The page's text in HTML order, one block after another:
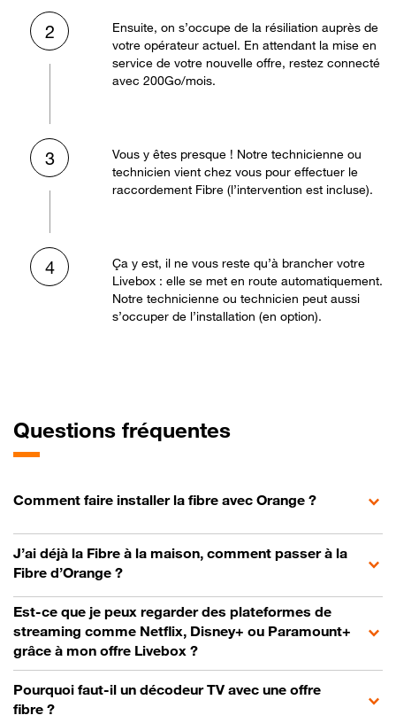
2
Ensuite, on s’occupe de la résiliation auprès de
votre opérateur actuel. En attendant la mise en
service de votre nouvelle offre, restez connecté
avec 200Go/mois.
3
Vous y êtes presque ! Notre technicienne ou
technicien vient chez vous pour effectuer le
raccordement Fibre (l’intervention est incluse).
4
Ça y est, il ne vous reste qu’à brancher votre
Livebox : elle se met en route automatiquement.
Notre technicienne ou technicien peut aussi
s’occuper de l’installation (en option).
Questions fréquentes
Comment faire installer la fibre avec Orange ?
J’ai déjà la Fibre à la maison, comment passer à la
Fibre d’Orange ?
Est-ce que je peux regarder des plateformes de
streaming comme Netflix, Disney+ ou Paramount+
grâce à mon offre Livebox ?
Pourquoi faut-il un décodeur TV avec une offre
fibre ?